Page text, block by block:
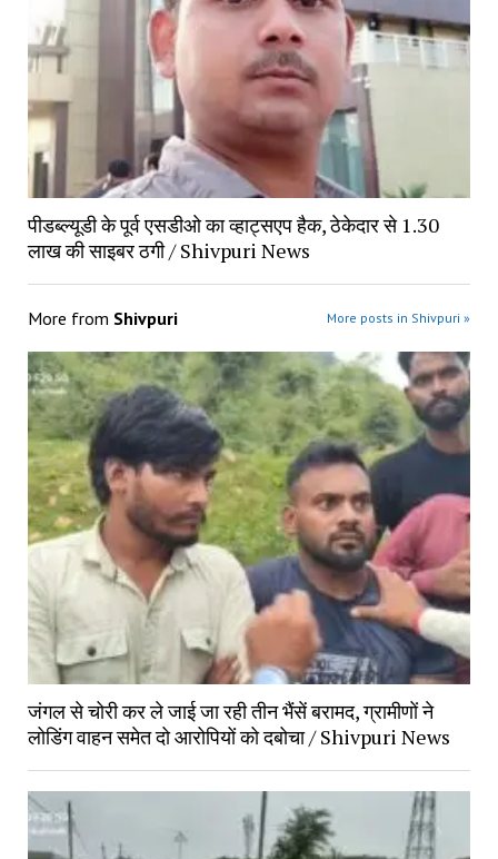
पीडब्ल्यूडी के पूर्व एसडीओ का व्हाट्सएप हैक, ठेकेदार से 1.30
लाख की साइबर ठगी / Shivpuri News
More from Shivpuri More posts in Shivpuri »
जंगल से चोरी कर ले जाई जा रही तीन भैंसें बरामद, ग्रामीणों ने
लोडिंग वाहन समेत दो आरोपियों को दबोचा / Shivpuri News